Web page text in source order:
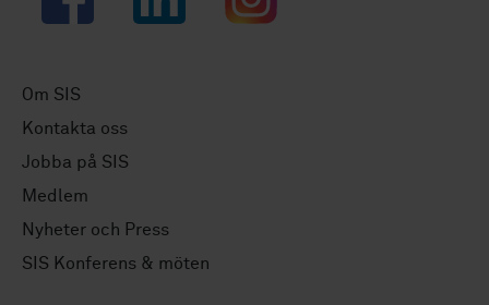
Om SIS
Kontakta oss
Jobba på SIS
Medlem
Nyheter och Press
SIS Konferens & möten